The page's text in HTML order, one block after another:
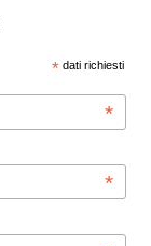
* dati richiesti
*
*